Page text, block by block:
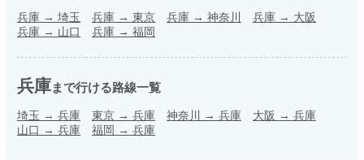
兵庫 → 埼玉 兵庫 → 東京 兵庫 → 神奈川 兵庫 → 大阪
兵庫 → 山口 兵庫 → 福岡
兵庫まで行ける路線一覧
埼玉 → 兵庫 東京 → 兵庫 神奈川 → 兵庫 大阪 → 兵庫
山口 → 兵庫 福岡 → 兵庫